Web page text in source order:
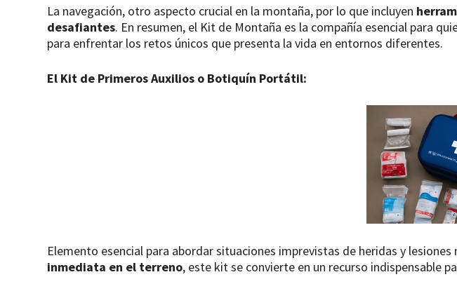
La navegación, otro aspecto crucial en la montaña, por lo que incluyen
desafiantes. En resumen, el Kit de Montaña es la compañía esencial para
para enfrentar los retos únicos que presenta la vida en entornos diferentes.
El Kit de Primeros Auxilios o Botiquín Portátil:
Elemento esencial para abordar situaciones imprevistas de heridas y
inmediata en el terreno, este kit se convierte en un recurso indispensable